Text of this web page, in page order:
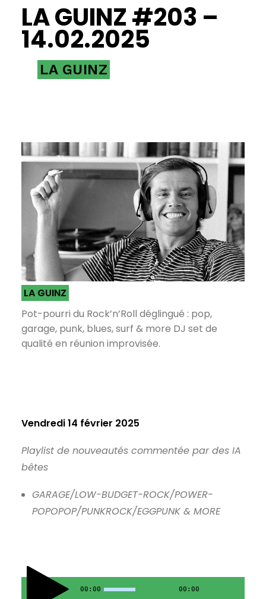
LA GUINZ #203 –
14.02.2025
LA GUINZ
LA GUINZ
Pot-pourri du Rock’n’Roll déglingué : pop,
garage, punk, blues, surf & more DJ set de
qualité en réunion improvisée.
Vendredi 14 février 2025
Playlist de nouveautés commentée par des IA
bêtes
GARAGE/LOW-BUDGET-ROCK/POWER-
POPOPOP/PUNKROCK/EGGPUNK & MORE
00:00 00:00